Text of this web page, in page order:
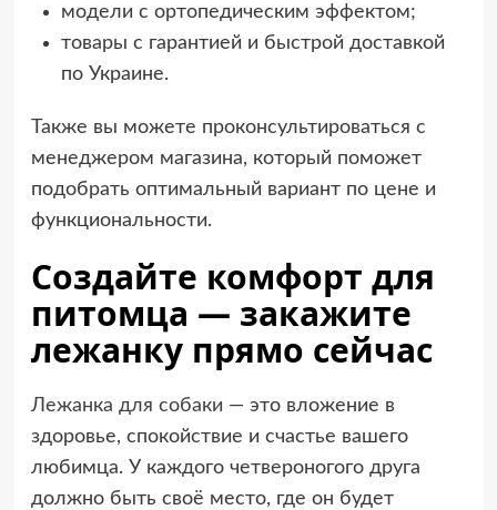
модели с ортопедическим эффектом;
товары с гарантией и быстрой доставкой
по Украине.
Также вы можете проконсультироваться с
менеджером магазина, который поможет
подобрать оптимальный вариант по цене и
функциональности.
Создайте комфорт для
питомца — закажите
лежанку прямо сейчас
Лежанка для собаки — это вложение в
здоровье, спокойствие и счастье вашего
любимца. У каждого четвероногого друга
должно быть своё место, где он будет